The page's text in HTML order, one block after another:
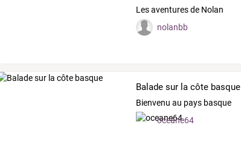
Les aventures de Nolan
nolanbb
Balade sur la côte basque
Bienvenu au pays basque
oceane64